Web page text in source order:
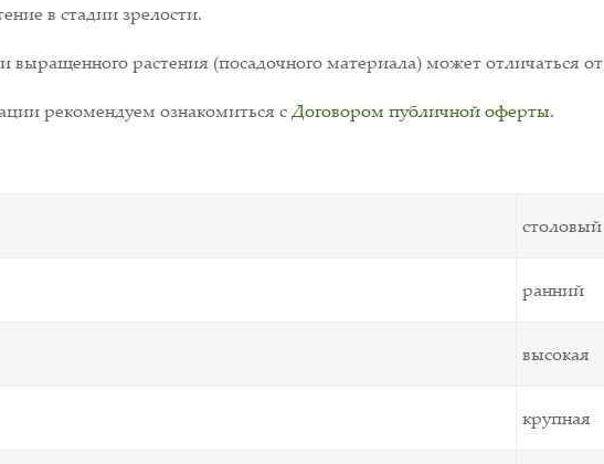
в стадии зрелости.
растения (посадочного материала) может отличаться
рекомендуем ознакомиться сДоговором публичной оферты.
столовый
ранний
высокая
крупная